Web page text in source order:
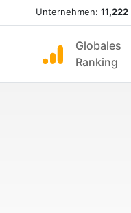
Unternehmen: 11,222
Globales
Ranking